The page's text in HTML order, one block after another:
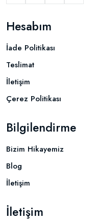
Hesabım
İade Politikası
Teslimat
İletişim
Çerez Politikası
Bilgilendirme
Bizim Hikayemiz
Blog
İletişim
İletişim